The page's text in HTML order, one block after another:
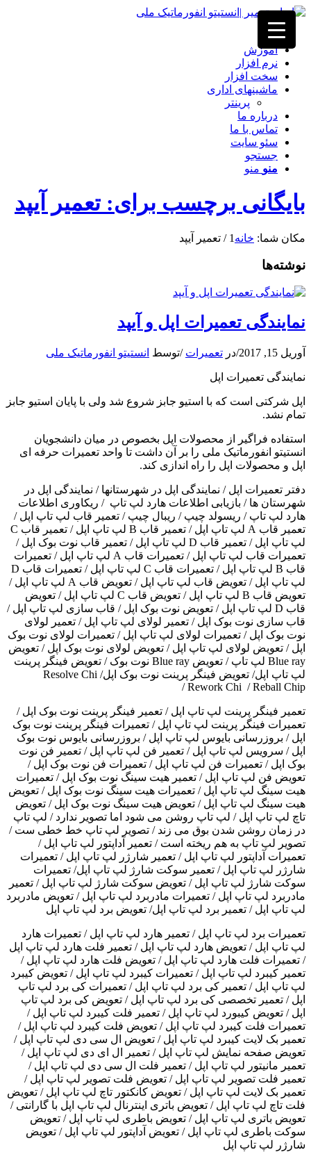
خانه
آموزش
نرم افزار
سخت افزار
ماشینهای اداری
پرینتر
درباره ما
تماس با ما
سئو سایت
جستجو
منو منو
بایگانی برچسب برای: تعمیر آیپد
مکان شما: خانه 1
/ تعمیر آیپد
نوشته‌ها
نمایندگی تعمیرات اپل و آیپد
آوریل 15, 2017 /در تعمیرات /توسط انستیتو انفورماتیک ملی
نمایندگی تعمیرات اپل
اپل شرکتی است که با استیو جابز شروع شد ولی با پایان استیو جابز
تمام نشد.
استفاده فراگیر از محصولات اپل بخصوص در میان دانشجویان
انستیتو انفورماتیک ملی را بر آن داشت تا واحد تعمیرات حرفه ای
اپل و محصولات اپل را راه اندازی کند.
دفتر تعمیرات اپل / نمایندگی اپل در شهرستانها / نمایندگی اپل در
شهرستان ها / بازیابی اطلاعات هارد لپ تاپ / ریکاوری اطلاعات
هارد لپ تاپ / ریسولد چیپ / ریبال چیپ / تعمیر قاب لپ تاپ اپل /
تعمیر قاب A لپ تاپ اپل / تعمیر قاب B لپ تاپ اپل / تعمیر قاب C
لپ تاپ اپل / تعمیر قاب D لپ تاپ اپل / تعمیر قاب نوت بوک اپل /
تعمیرات قاب لپ تاپ اپل / تعمیرات قاب A لپ تاپ اپل / تعمیرات
قاب B لپ تاپ اپل / تعمیرات قاب C لپ تاپ اپل / تعمیرات قاب D
لپ تاپ اپل / تعویض قاب لپ تاپ اپل / تعویض قاب A لپ تاپ اپل /
تعویض قاب B لپ تاپ اپل / تعویض قاب C لپ تاپ اپل / تعویض
قاب D لپ تاپ اپل / تعویض نوت بوک اپل / قاب سازی لپ تاپ اپل /
قاب سازی نوت بوک اپل / تعمیر لولای لپ تاپ اپل / تعمیر لولای
نوت بوک اپل / تعمیرات لولای لپ تاپ اپل / تعمیرات لولای نوت بوک
اپل / تعویض لولای لپ تاپ اپل / تعویض لولای نوت بوک اپل / تعویض
Blue ray لپ تاپ / تعویض Blue ray نوت بوک / تعویض فینگر پرینت
لپ تاپ اپل/ تعویض فینگر پرینت نوت بوک اپلResolve Chi /
Rework Chi / Reball Chip /
تعمیر فینگر پرینت لپ تاپ اپل / تعمیر فینگر پرینت نوت بوک اپل /
تعمیرات فینگر پرینت لپ تاپ اپل / تعمیرات فینگر پرینت نوت بوک
اپل / بروزرسانی بایوس لپ تاپ اپل / بروزرسانی بایوس نوت بوک
اپل / سرویس لپ تاپ اپل / تعمیر فن لپ تاپ اپل / تعمیر فن نوت
بوک اپل / تعمیرات فن لپ تاپ اپل / تعمیرات فن نوت بوک اپل /
تعویض فن لپ تاپ اپل / تعمیر هیت سینگ نوت بوک اپل / تعمیرات
هیت سینگ لپ تاپ اپل / تعمیرات هیت سینگ نوت بوک اپل / تعویض
هیت سینگ لپ تاپ اپل / تعویض هیت سینگ نوت بوک اپل / تعویض
تاچ لپ تاپ اپل / لپ تاپ روشن می شود اما تصویر ندارد / لپ تاپ
در زمان روشن شدن بوق می زند / تصویر لپ تاپ خط خطی ست /
تصویر لپ تاپ به هم ریخته است / تعمیر آداپتور لپ تاپ اپل /
تعمیرات آداپتور لپ تاپ اپل / تعمیر شارژر لپ تاپ اپل / تعمیرات
شارژر لپ تاپ اپل / تعمیر سوکت شارژ لپ تاپ اپل/ تعمیرات
سوکت شارژ لپ تاپ اپل / تعویض سوکت شارژ لپ تاپ اپل / تعمیر
مادربرد لپ تاپ اپل / تعمیرات مادربرد لپ تاپ اپل / تعویض مادربرد
لپ تاپ اپل / تعمیر برد لپ تاپ اپل/ تعویض برد لپ تاپ اپل
تعمیرات برد لپ تاپ اپل / تعمیر هارد لپ تاپ اپل / تعمیرات هارد
لپ تاپ اپل / تعویض هارد لپ تاپ اپل / تعمیر فلت هارد لپ تاپ اپل
/ تعمیرات فلت هارد لپ تاپ اپل / تعویض فلت هارد لپ تاپ اپل /
تعمیر کیبرد لپ تاپ اپل / تعمیرات کیبرد لپ تاپ اپل / تعویض کیبرد
لپ تاپ اپل / تعمیر کی برد لپ تاپ اپل / تعمیرات کی برد لپ تاپ
اپل / تعمیر تخصصی کی برد لپ تاپ اپل / تعویض کی برد لپ تاپ
اپل / تعویض کیبورد لپ تاپ اپل / تعمیر فلت کیبرد لپ تاپ اپل /
تعمیرات فلت کیبرد لپ تاپ اپل / تعویض فلت کیبرد لپ تاپ اپل /
تعمیر بک لایت کیبرد لپ تاپ اپل / تعویض ال سی دی لپ تاپ اپل /
تعویض صفحه نمایش لپ تاپ اپل / تعمیر ال ای دی لپ تاپ اپل /
تعمیر مانیتور لپ تاپ اپل / تعمیر فلت ال سی دی لپ تاپ اپل /
تعمیر فلت تصویر لپ تاپ اپل / تعویض فلت تصویر لپ تاپ اپل /
تعمیر بک لایت لپ تاپ اپل / تعویض کانکتور تاچ لپ تاپ اپل / تعویض
فلت تاچ لپ تاپ اپل / تعویض باتری اینترنال لپ تاپ اپل با گارانتی /
تعویض باتری لپ تاپ اپل / تعویض باطری لپ تاپ اپل / تعویض
سوکت باطری لپ تاپ اپل / تعویض آداپتور لپ تاپ اپل / تعویض
شارژر لپ تاپ اپل